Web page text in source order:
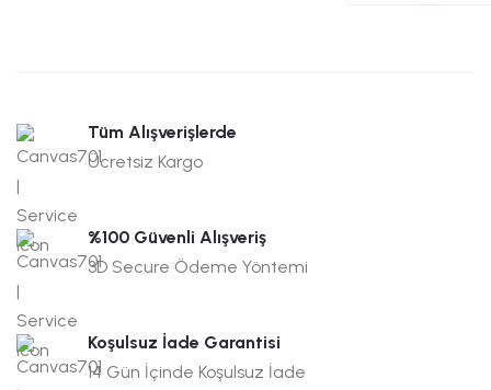
Tüm Alışverişlerde
Ücretsiz Kargo
%100 Güvenli Alışveriş
3D Secure Ödeme Yöntemi
Koşulsuz İade Garantisi
14 Gün İçinde Koşulsuz İade